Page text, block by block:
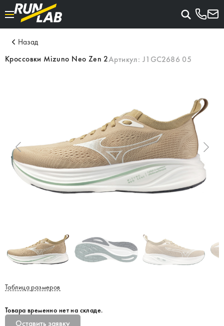
Назад
Кроссовки Mizuno Neo Zen 2Артикул: J1GC2686 05
Таблица размеров
Товара временно нет на складе.
Оставить заявку